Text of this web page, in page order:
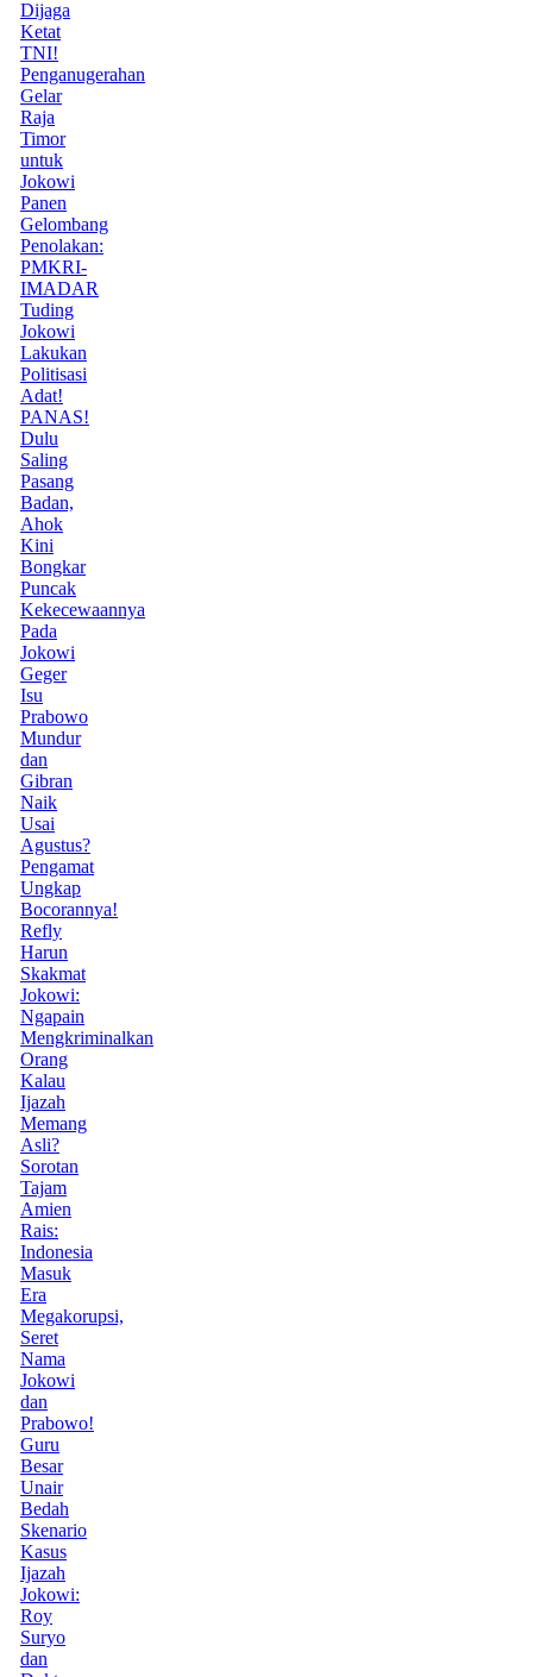
Dijaga
Ketat
TNI!
Penganugerahan
Gelar
Raja
Timor
untuk
Jokowi
Panen
Gelombang
Penolakan:
PMKRI-
IMADAR
Tuding
Jokowi
Lakukan
Politisasi
Adat!
PANAS!
Dulu
Saling
Pasang
Badan,
Ahok
Kini
Bongkar
Puncak
Kekecewaannya
Pada
Jokowi
Geger
Isu
Prabowo
Mundur
dan
Gibran
Naik
Usai
Agustus?
Pengamat
Ungkap
Bocorannya!
Refly
Harun
Skakmat
Jokowi:
Ngapain
Mengkriminalkan
Orang
Kalau
Ijazah
Memang
Asli?
Sorotan
Tajam
Amien
Rais:
Indonesia
Masuk
Era
Megakorupsi,
Seret
Nama
Jokowi
dan
Prabowo!
Guru
Besar
Unair
Bedah
Skenario
Kasus
Ijazah
Jokowi:
Roy
Suryo
dan